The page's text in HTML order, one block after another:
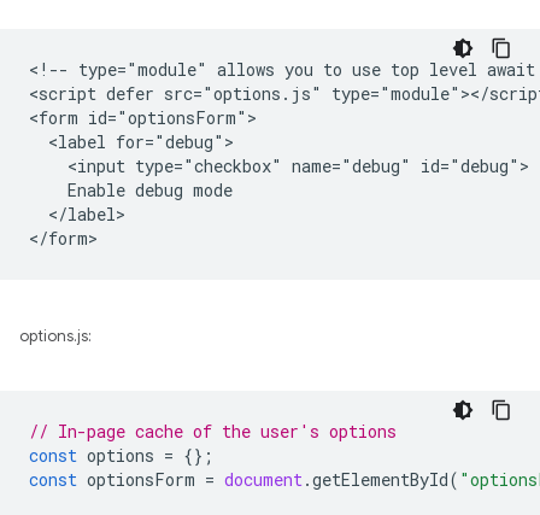
<!-- type="module" allows you to use top level
<script defer src="options.js" type="module"></
<form id="optionsForm">
  <label for="debug">
    <input type="checkbox" name="debug" id="debug">
    Enable debug mode
  </label>
options.js:
// In-page cache of the user's options
const options = {};
const optionsForm = document.getElementById(